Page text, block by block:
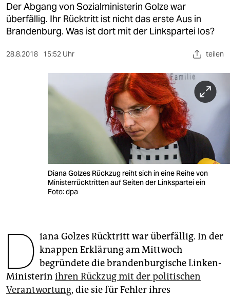
sport
wahrheit
fragen & hilfe
abo
genossenschaft
epaper login
Der Abgang von Sozialministerin Golze war
überfällig. Ihr Rücktritt ist nicht das erste Aus in
Brandenburg. Was ist dort mit der Linkspartei los?
28.8.2018 15:52 Uhr teilen
Diana Golzes Rückzug reiht sich in eine Reihe von
Ministerrücktritten auf Seiten der Linkspartei ein
Foto: dpa
D iana Golzes Rücktritt war überfällig. In der
knappen Erklärung am Mittwoch
begründete die brandenburgische Linken-
Ministerin ihren Rückzug mit der politischen
Verantwortung, die sie für Fehler ihres